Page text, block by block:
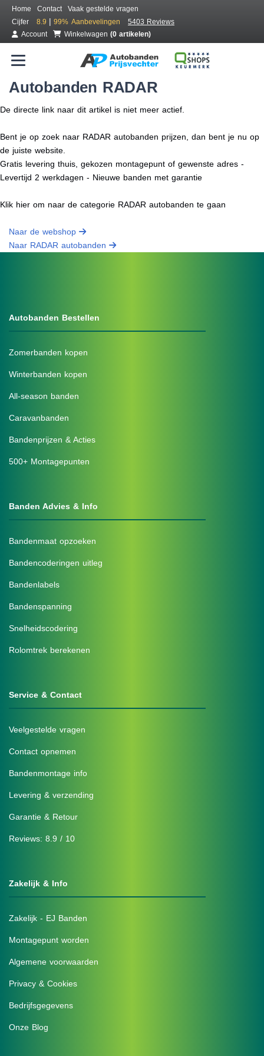
Home Contact
Vaak gestelde vragen
Cijfer
8.9 | 99% Aanbevelingen
5403 Reviews
Account
Winkelwagen (0 artikelen)
Autobanden RADAR
De directe link naar dit artikel is niet meer actief.
Bent je op zoek naar RADAR autobanden prijzen, dan bent je nu op
de juiste website.
Gratis levering thuis, gekozen montagepunt of gewenste adres -
Levertijd 2 werkdagen - Nieuwe banden met garantie
Klik hier om naar de categorie RADAR autobanden te gaan
Naar de webshop
Naar RADAR autobanden
Autobanden Bestellen
Zomerbanden kopen
Winterbanden kopen
All-season banden
Caravanbanden
Bandenprijzen & Acties
500+ Montagepunten
Banden Advies & Info
Bandenmaat opzoeken
Bandencoderingen uitleg
Bandenlabels
Bandenspanning
Snelheidscodering
Rolomtrek berekenen
Service & Contact
Veelgestelde vragen
Contact opnemen
Bandenmontage info
Levering & verzending
Garantie & Retour
Reviews: 8.9 / 10
Zakelijk & Info
Zakelijk - EJ Banden
Montagepunt worden
Algemene voorwaarden
Privacy & Cookies
Bedrijfsgegevens
Onze Blog